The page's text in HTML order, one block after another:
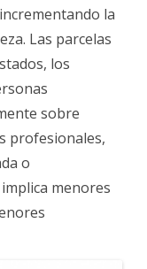
la
Las parcelas
los
sobre
profesionales,
o
menores